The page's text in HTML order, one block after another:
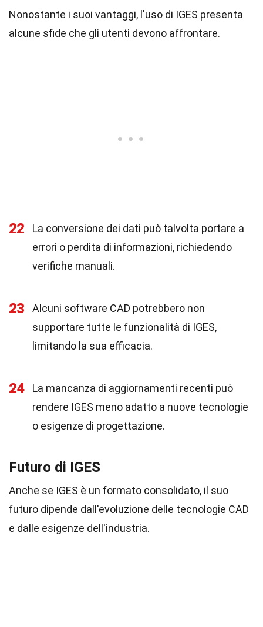
Nonostante i suoi vantaggi, l'uso di IGES presenta
alcune sfide che gli utenti devono affrontare.
22
La conversione dei dati può talvolta portare a
errori o perdita di informazioni, richiedendo
verifiche manuali.
23
Alcuni software CAD potrebbero non
supportare tutte le funzionalità di IGES,
limitando la sua efficacia.
24
La mancanza di aggiornamenti recenti può
rendere IGES meno adatto a nuove tecnologie
o esigenze di progettazione.
Futuro di IGES
Anche se IGES è un formato consolidato, il suo
futuro dipende dall'evoluzione delle tecnologie CAD
e dalle esigenze dell'industria.